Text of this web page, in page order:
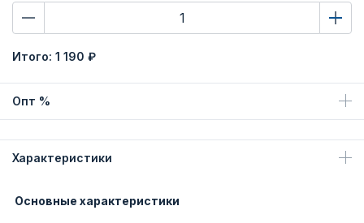
Итого: 1 190 ₽
Опт %
Характеристики
Основные характеристики